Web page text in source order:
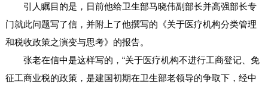
引人瞩目的是，日前他给卫生部马晓伟副部长并高强部长专
门就此问题写了信，并附上了他撰写的《关于医疗机构分类管理
和税收政策之演变与思考》的报告。
张老在信中是这样写的，“关于医疗机构不进行工商登记、免
征工商业税的政策，是建国初期在卫生部老领导的争取下，经中